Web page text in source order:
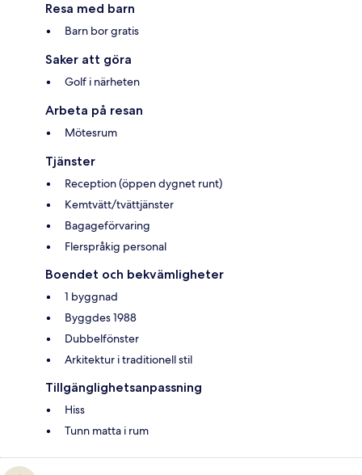
Resa med barn
Barn bor gratis
Saker att göra
Golf i närheten
Arbeta på resan
Mötesrum
Tjänster
Reception (öppen dygnet runt)
Kemtvätt/tvättjänster
Bagageförvaring
Flerspråkig personal
Boendet och bekvämligheter
1 byggnad
Byggdes 1988
Dubbelfönster
Arkitektur i traditionell stil
Tillgänglighetsanpassning
Hiss
Tunn matta i rum